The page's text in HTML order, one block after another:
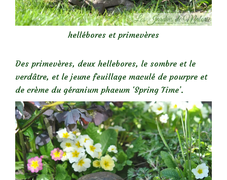
hellébores et primevères
Des primevères, deux hellebores, le sombre et le
verdâtre, et le jeune feuillage maculé de pourpre et
de crème du géranium phaeum ‘Spring Time’.